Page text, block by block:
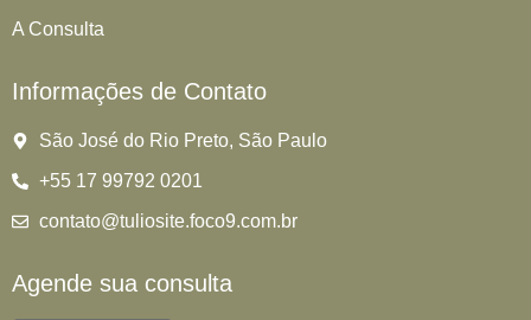
A Consulta
Informações de Contato
São José do Rio Preto, São Paulo
+55 17 99792 0201
contato@tuliosite.foco9.com.br
Agende sua consulta